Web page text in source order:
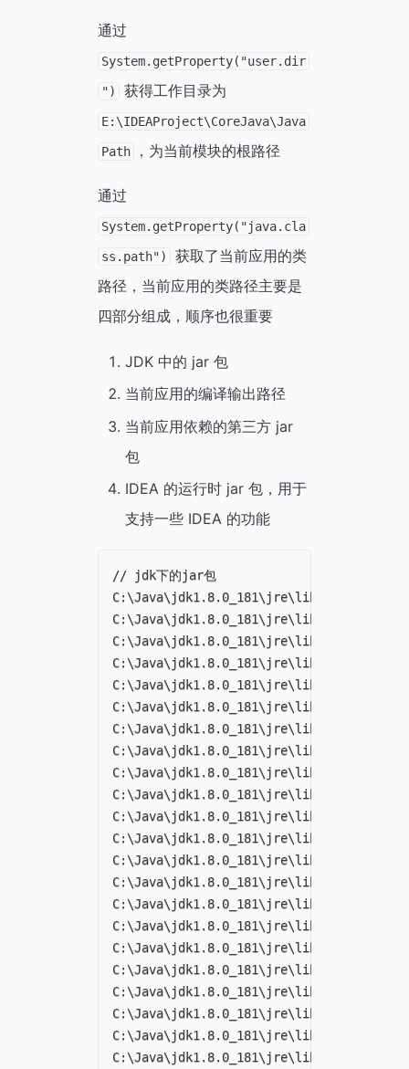
通过
System.getProperty("user.dir
") 获得工作目录为
E:\IDEAProject\CoreJava\Java
Path ，为当前模块的根路径
通过
System.getProperty("java.cla
ss.path")
获取了当前应用的类
路径，当前应用的类路径主要是
四部分组成，顺序也很重要
JDK 中的 jar 包
当前应用的编译输出路径
当前应用依赖的第三方 jar
包
IDEA 的运行时 jar 包，用于
支持一些 IDEA 的功能
// jdk下的jar包
C:\Java\jdk1.8.0_181\jre\lib\deploy.jar;
C:\Java\jdk1.8.0_181\jre\lib\javaws.jar;
C:\Java\jdk1.8.0_181\jre\lib\jce.jar;
C:\Java\jdk1.8.0_181\jre\lib\jfr.jar;
C:\Java\jdk1.8.0_181\jre\lib\jfxswt.jar;
C:\Java\jdk1.8.0_181\jre\lib\jsse.jar;
C:\Java\jdk1.8.0_181\jre\lib\plugin.jar;